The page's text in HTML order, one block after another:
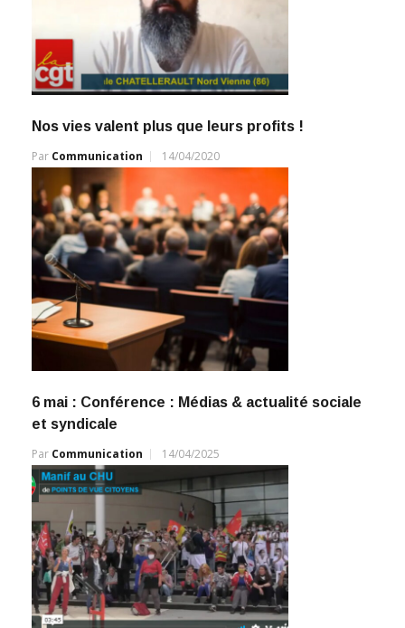
Nos vies valent plus que leurs profits !
Par Communication 14/04/2020
6 mai : Conférence : Médias & actualité sociale
et syndicale
Par Communication 14/04/2025